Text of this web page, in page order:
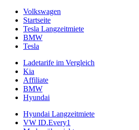
Volkswagen
Startseite
Tesla Langzeitmiete
BMW
Tesla
Ladetarife im Vergleich
Kia
Affiliate
BMW
Hyundai
Hyundai Langzeitmiete
VW ID.Every1